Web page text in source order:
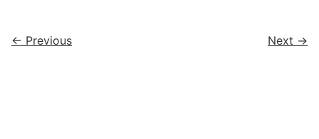
← Previous Next →